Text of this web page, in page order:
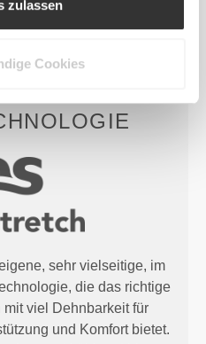
zulassen
Cookies
sich besser an und ist
die Umwelt.
sehr vielseitige, im
die das richtige
viel Dehnbarkeit für
und Komfort bietet.